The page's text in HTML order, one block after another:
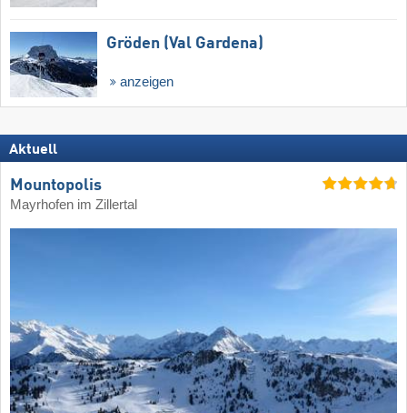
Gröden (Val Gardena)
anzeigen
Aktuell
Mountopolis
Mayrhofen im Zillertal